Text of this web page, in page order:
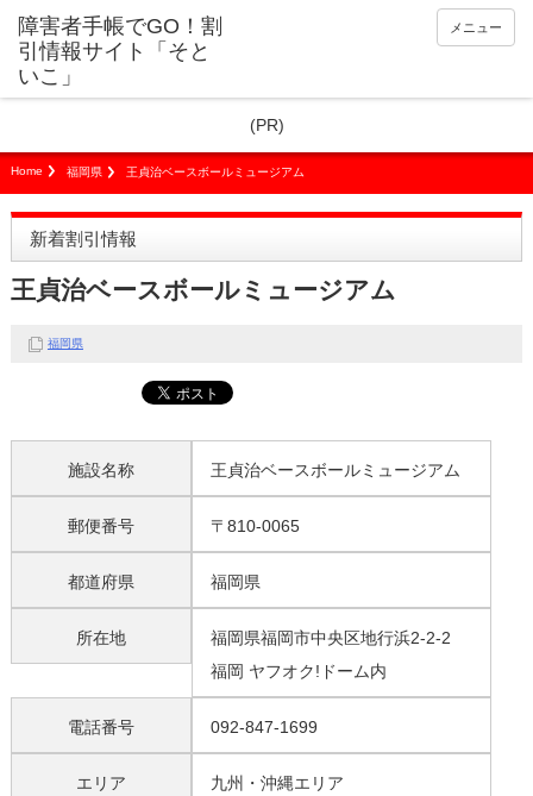
障害者手帳でGO！割
引情報サイト「そと
いこ」
メニュー
(PR)
Home 福岡県 王貞治ベースボールミュージアム
新着割引情報
王貞治ベースボールミュージアム
福岡県
施設名称 王貞治ベースボールミュージアム
郵便番号 〒810-0065
都道府県 福岡県
所在地
福岡県福岡市中央区地行浜2-2-2
福岡 ヤフオク!ドーム内
電話番号 092-847-1699
エリア 九州・沖縄エリア